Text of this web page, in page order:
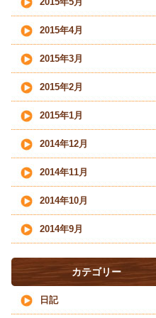
2015年4月
2015年3月
2015年2月
2015年1月
2014年12月
2014年11月
2014年10月
2014年9月
カテゴリー
日記